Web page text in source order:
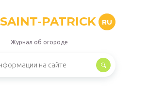
SAINT-PATRICK RU
Журнал об огороде